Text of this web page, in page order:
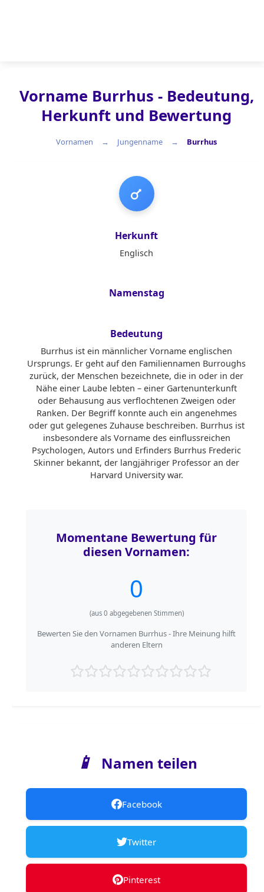
Vorname Burrhus - Bedeutung,
Herkunft und Bewertung
Vornamen Jungenname Burrhus
Jungenname
Herkunft
Englisch
Namenstag
Bedeutung
Burrhus ist ein männlicher Vorname englischen
Ursprungs. Er geht auf den Familiennamen Burroughs
zurück, der Menschen bezeichnete, die in oder in der
Nähe einer Laube lebten – einer Gartenunterkunft
oder Behausung aus verflochtenen Zweigen oder
Ranken. Der Begriff konnte auch ein angenehmes
oder gut gelegenes Zuhause beschreiben. Burrhus ist
insbesondere als Vorname des einflussreichen
Psychologen, Autors und Erfinders Burrhus Frederic
Skinner bekannt, der langjähriger Professor an der
Harvard University war.
Momentane Bewertung für
diesen Vornamen:
0
(aus 0 abgegebenen Stimmen)
Bewerten Sie den Vornamen Burrhus - Ihre Meinung hilft
anderen Eltern
📱 Namen teilen
Facebook
Twitter
Pinterest